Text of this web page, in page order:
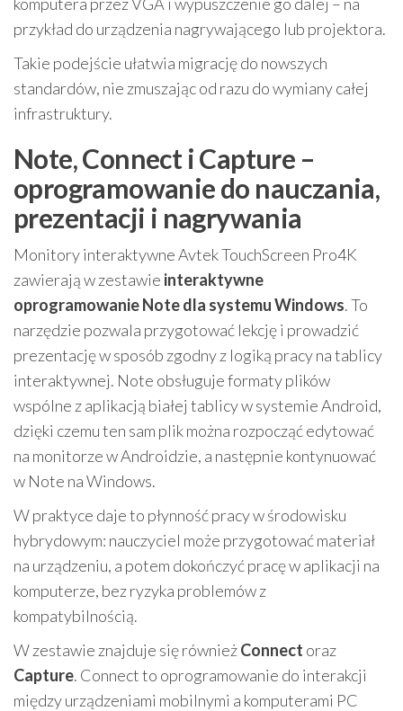
przykład do urządzenia nagrywającego lub projektora.
Takie podejście ułatwia migrację do nowszych
standardów, nie zmuszając od razu do wymiany całej
infrastruktury.
Note, Connect i Capture –
oprogramowanie do nauczania,
prezentacji i nagrywania
Monitory interaktywne Avtek TouchScreen Pro4K
zawierają w zestawie interaktywne
oprogramowanie Note dla systemu Windows. To
narzędzie pozwala przygotować lekcję i prowadzić
prezentację w sposób zgodny z logiką pracy na tablicy
interaktywnej. Note obsługuje formaty plików
wspólne z aplikacją białej tablicy w systemie Android,
dzięki czemu ten sam plik można rozpocząć edytować
na monitorze w Androidzie, a następnie kontynuować
w Note na Windows.
W praktyce daje to płynność pracy w środowisku
hybrydowym: nauczyciel może przygotować materiał
na urządzeniu, a potem dokończyć pracę w aplikacji na
komputerze, bez ryzyka problemów z
kompatybilnością.
W zestawie znajduje się równieżConnect oraz
Capture. Connect to oprogramowanie do interakcji
między urządzeniami mobilnymi a komputerami PC